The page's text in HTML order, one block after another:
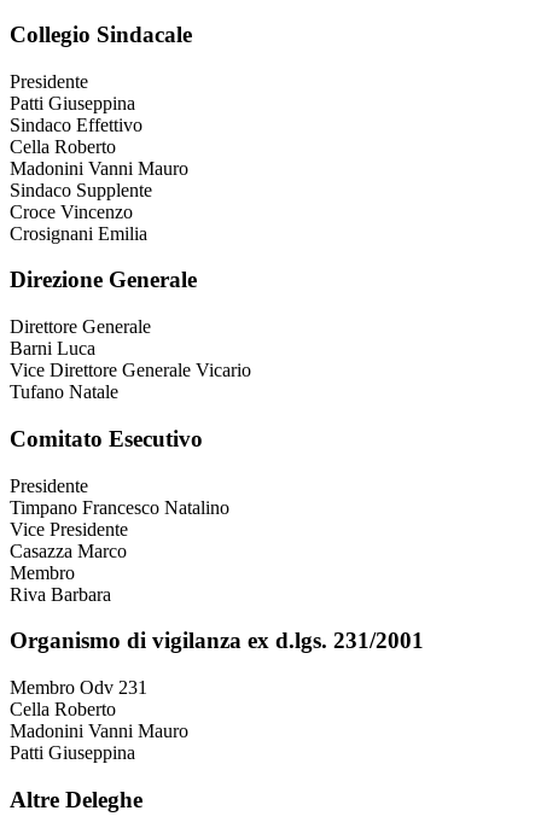
Collegio Sindacale
Presidente
Patti Giuseppina
Sindaco Effettivo
Cella Roberto
Madonini Vanni Mauro
Sindaco Supplente
Croce Vincenzo
Crosignani Emilia
Direzione Generale
Direttore Generale
Barni Luca
Vice Direttore Generale Vicario
Tufano Natale
Comitato Esecutivo
Presidente
Timpano Francesco Natalino
Vice Presidente
Casazza Marco
Membro
Riva Barbara
Organismo di vigilanza ex d.lgs. 231/2001
Membro Odv 231
Cella Roberto
Madonini Vanni Mauro
Patti Giuseppina
Altre Deleghe